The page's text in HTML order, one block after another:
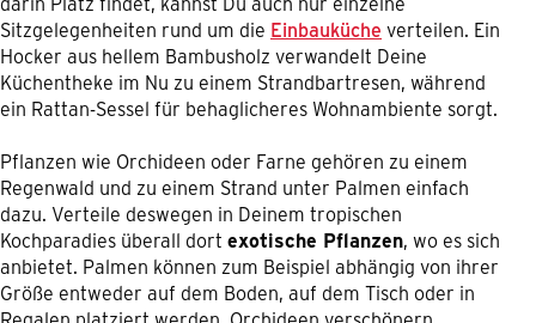
Sitzgelegenheiten rund um die Einbauküche verteilen. Ein
Hocker aus hellem Bambusholz verwandelt Deine
Küchentheke im Nu zu einem Strandbartresen, während
ein Rattan-Sessel für behaglicheres Wohnambiente sorgt.
Pflanzen wie Orchideen oder Farne gehören zu einem
Regenwald und zu einem Strand unter Palmen einfach
dazu. Verteile deswegen in Deinem tropischen
Kochparadies überall dort exotische Pflanzen, wo es sich
anbietet. Palmen können zum Beispiel abhängig von ihrer
Größe entweder auf dem Boden, auf dem Tisch oder in